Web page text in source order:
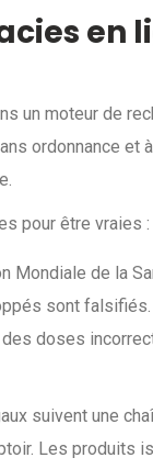
en
un moteur de
ordonnance et
pour être vraies :
Mondiale de la
sont
doses
suivent une
Les produits